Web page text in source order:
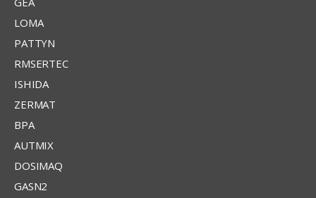
LOMA
PATTYN
RMSERTEC
ISHIDA
ZERMAT
BPA
AUTMIX
DOSIMAQ
GASN2